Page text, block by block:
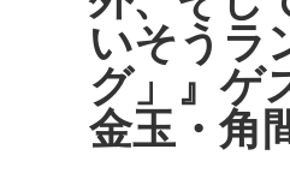
いそうラ
グ」』ゲ
金玉・角